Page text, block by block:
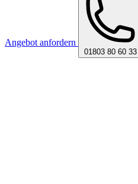
Angebot anfordern
01803 80 60 33